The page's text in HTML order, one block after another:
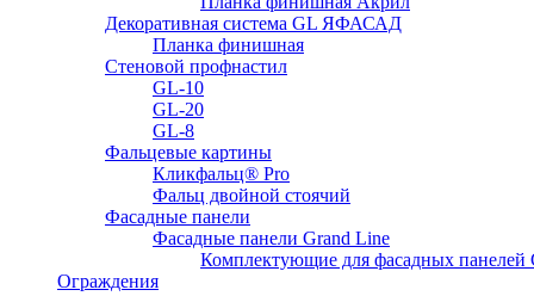
Декоративная система GL ЯФАСАД
Планка финишная
Стеновой профнастил
GL-10
GL-20
GL-8
Фальцевые картины
Кликфальц® Pro
Фальц двoйной стоячий
Фасадные панели
Фасадные панели Grand Line
Комплектующие для фасадных панелей
Ограждения